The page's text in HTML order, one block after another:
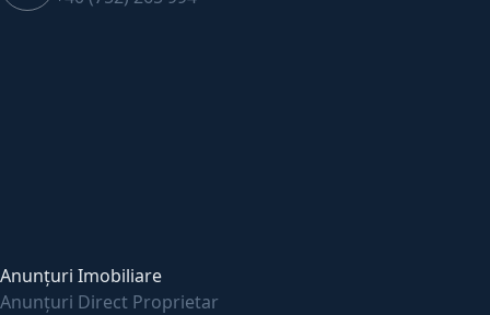
Anunțuri Imobiliare
Anunțuri Direct Proprietar